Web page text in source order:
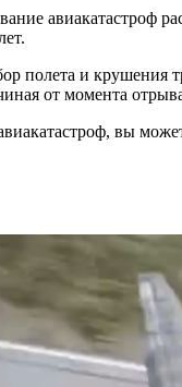
авиакатастроф
полета и крушения
от момента
вы